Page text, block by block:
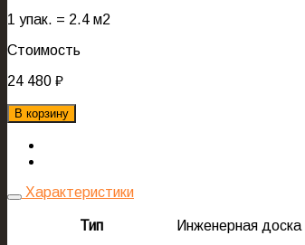
1 упак. = 2.4 м2
Стоимость
24 480 ₽
В корзину
Характеристики
Тип Инженерная доска